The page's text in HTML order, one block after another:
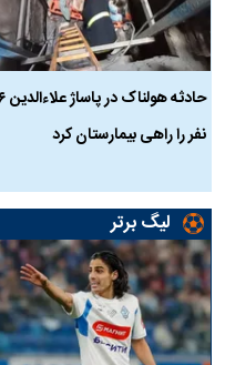
حادثه هولناک
نفر را راهی بیمارستان کرد
لیگ برتر